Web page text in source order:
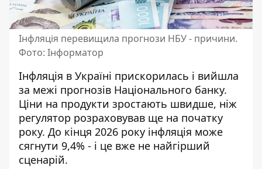
Інфляція перевищила прогнози НБУ - причини.
Фото: Інформатор
Інфляція в Україні прискорилась і вийшла
за межі прогнозів Національного банку.
Ціни на продукти зростають швидше, ніж
регулятор розраховував ще на початку
року. До кінця 2026 року інфляція може
сягнути 9,4% - і це вже не найгірший
сценарій.